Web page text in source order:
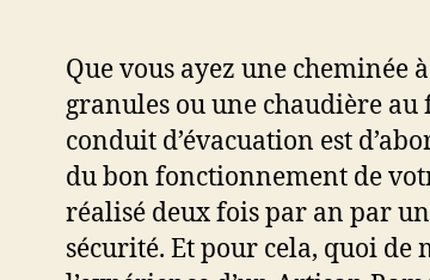
Que vous ayez une cheminée
granules ou une chaudière au
conduit d’évacuation est
du bon fonctionnement de
réalisé deux fois par an par
sécurité. Et pour cela, quoi de